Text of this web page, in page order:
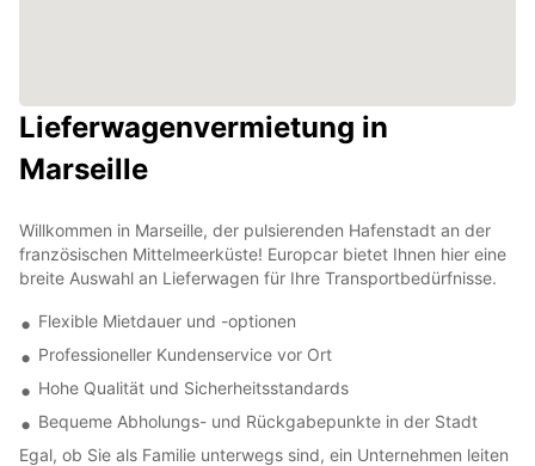
Lieferwagenvermietung in
Marseille
Willkommen in Marseille, der pulsierenden Hafenstadt an der
französischen Mittelmeerküste! Europcar bietet Ihnen hier eine
breite Auswahl an Lieferwagen für Ihre Transportbedürfnisse.
Flexible Mietdauer und -optionen
Professioneller Kundenservice vor Ort
Hohe Qualität und Sicherheitsstandards
Bequeme Abholungs- und Rückgabepunkte in der Stadt
Egal, ob Sie als Familie unterwegs sind, ein Unternehmen leiten